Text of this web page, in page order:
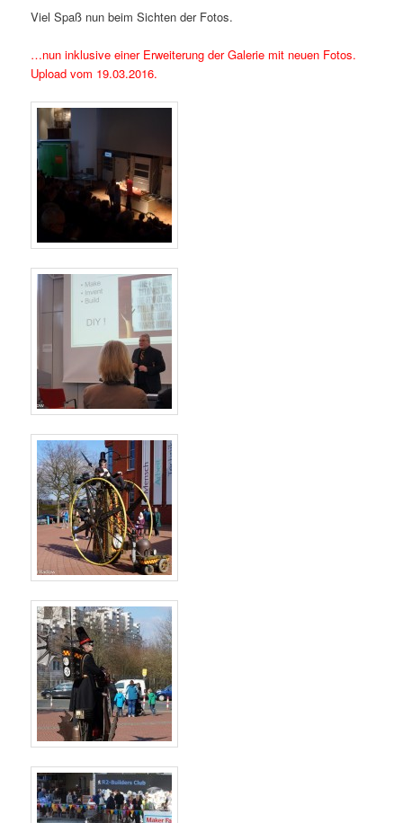
Viel Spaß nun beim Sichten der Fotos.
…nun inklusive einer Erweiterung der Galerie mit neuen Fotos.
Upload vom 19.03.2016.